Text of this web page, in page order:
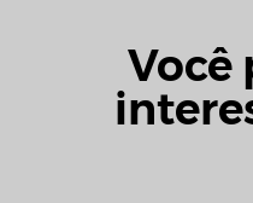
Você